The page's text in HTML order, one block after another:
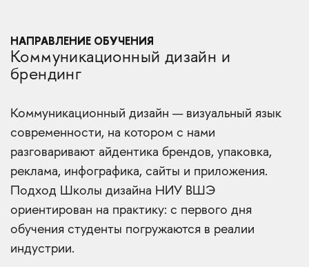
НАПРАВЛЕНИЕ ОБУЧЕНИЯ
Коммуникационный дизайн и
брендинг
Коммуникационный дизайн — визуальный язык
современности, на котором с нами
разговаривают айдентика брендов, упаковка,
реклама, инфографика, сайты и приложения.
Подход Школы дизайна НИУ ВШЭ
ориентирован на практику: с первого дня
обучения студенты погружаются в реалии
индустрии.